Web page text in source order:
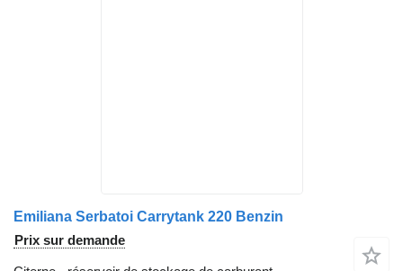
Emiliana Serbatoi Carrytank 220 Benzin
Prix sur demande